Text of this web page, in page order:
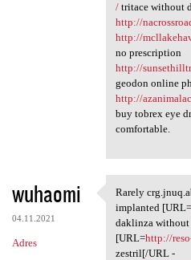
/tritace without
http://
http://
no prescription
http://
geodon online
http://
buy tobrex eye
comfortable.
wuhaomi
04.11.2021
Adres
Rarely
Rarely
implanted [URL=
daklinza
[URL=http://
zestril[/URL -